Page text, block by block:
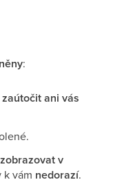
:
ani vás
v
k vám nedorazí.